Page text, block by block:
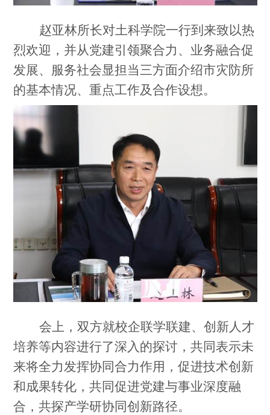
赵亚林所长对土科学院一行到来致以热
烈欢迎，并从党建引领聚合力、业务融合促
发展、服务社会显担当三方面介绍市灾防所
的基本情况、重点工作及合作设想。
会上，双方就校企联学联建、创新人才
培养等内容进行了深入的探讨，共同表示未
来将全力发挥协同合力作用，促进技术创新
和成果转化，共同促进党建与事业深度融
合，共探产学研协同创新路径。